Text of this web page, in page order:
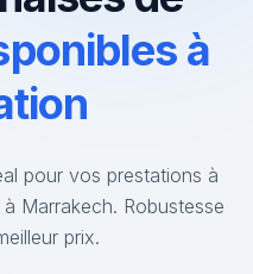
à
pour vos prestations à
Marrakech. Robustesse
prix.